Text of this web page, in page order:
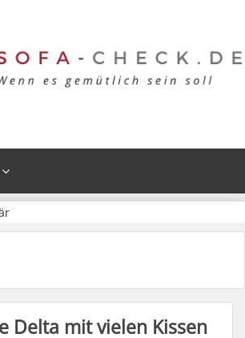
Delta mit vielen Kissen